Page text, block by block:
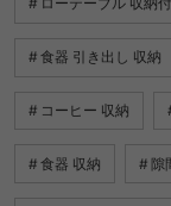
食器 引き出し 収納
コーヒー 収納
食器 収納 隙